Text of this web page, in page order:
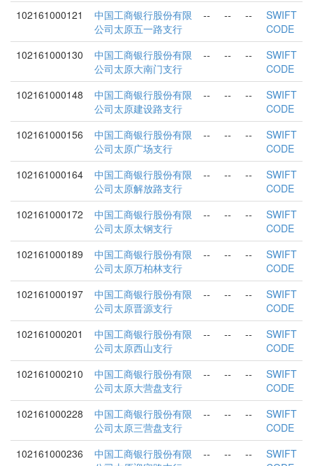
102161000121
中国工商银行股份有限
公司太原五一路支行
-- -- --
SWIFT
CODE
102161000130
中国工商银行股份有限
公司太原大南门支行
-- -- --
SWIFT
CODE
102161000148
中国工商银行股份有限
公司太原建设路支行
-- -- --
SWIFT
CODE
102161000156
中国工商银行股份有限
公司太原广场支行
-- -- --
SWIFT
CODE
102161000164
中国工商银行股份有限
公司太原解放路支行
-- -- --
SWIFT
CODE
102161000172
中国工商银行股份有限
公司太原太钢支行
-- -- --
SWIFT
CODE
102161000189
中国工商银行股份有限
公司太原万柏林支行
-- -- --
SWIFT
CODE
102161000197
中国工商银行股份有限
公司太原晋源支行
-- -- --
SWIFT
CODE
102161000201
中国工商银行股份有限
公司太原西山支行
-- -- --
SWIFT
CODE
102161000210
中国工商银行股份有限
公司太原大营盘支行
-- -- --
SWIFT
CODE
102161000228
中国工商银行股份有限
公司太原三营盘支行
-- -- --
SWIFT
CODE
102161000236
中国工商银行股份有限
-- -- --
SWIFT